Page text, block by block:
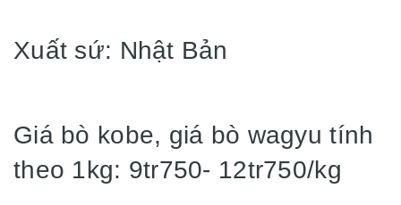
Xuất sứ: Nhật Bản
Giá bò kobe, giá bò wagyu tính
theo 1kg: 9tr750- 12tr750/kg